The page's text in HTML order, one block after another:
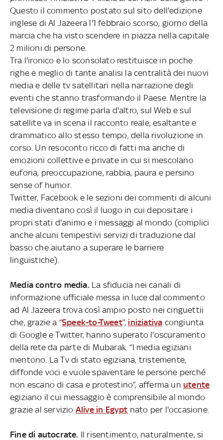
Questo il commento postato sul sito dell'edizione
inglese di Al Jazeera l'1 febbraio scorso, giorno della
marcia che ha visto scendere in piazza nella capitale
2 milioni di persone.
Tra l'ironico e lo sconsolato restituisce in poche
righe e meglio di tante analisi la centralità dei nuovi
media e delle tv satellitari nella narrazione degli
eventi che stanno trasformando il Paese. Mentre la
televisione di regime parla d'altro, sul Web e sul
satellite va in scena il racconto reale, esaltante e
drammatico allo stesso tempo, della rivoluzione in
corso. Un resoconto ricco di fatti ma anche di
emozioni collettive e private in cui si mescolano
euforia, preoccupazione, rabbia, paura e persino
sense of humor.
Twitter, Facebook e le sezioni dei commenti di alcuni
media diventano così il luogo in cui depositare i
propri stati d'animo e i messaggi al mondo (complici
anche alcuni tempestivi servizi di traduzione dal
basso che aiutano a superare le barriere
linguistiche).
Media contro media. La sfiducia nei canali di
informazione ufficiale messa in luce dal commento
ad Al Jazeera trova così ampio posto nei cinguettii
che, grazie a “Speek-to-Tweet”, iniziativa congiunta
di Google e Twitter, hanno superato l'oscuramento
della rete da parte di Mubarak. “I media egiziani
mentono. La Tv di stato egiziana, tristemente,
diffonde voci e vuole spaventare le persone perché
non escano di casa e protestino”, afferma un utente
egiziano il cui messaggio è comprensibile al mondo
grazie al servizio Alive in Egypt nato per l'occasione.
Fine di autocrate. Il risentimento, naturalmente, si